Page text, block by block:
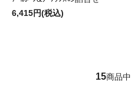
6,415円(税込)
15商品中